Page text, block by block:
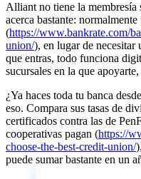
Alliant no tiene la membresía
acerca bastante:
(https://www.bankrate.com/
union/), en lugar de
que entras, todo funciona
sucursales en la que
¿Ya haces toda tu banca
eso. Compara sus tasas de
certificados contra las de
cooperativas pagan (https://
choose-the-best-credit-union/
puede sumar bastante en un